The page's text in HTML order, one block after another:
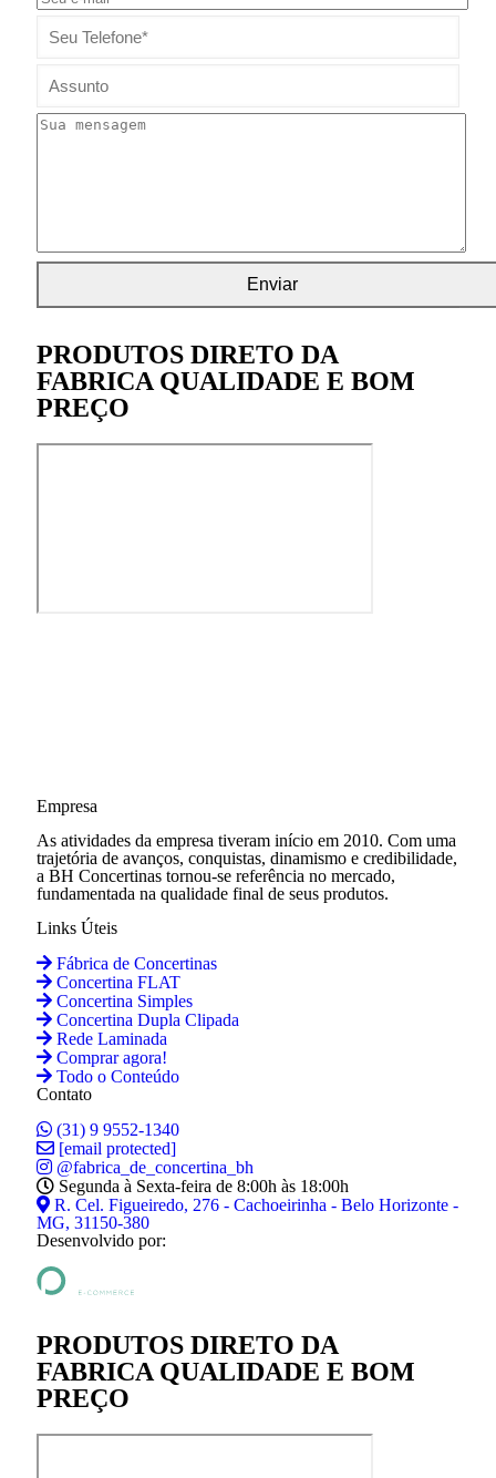
PRODUTOS DIRETO DA
FABRICA QUALIDADE E BOM
PREÇO
Empresa
As atividades da empresa tiveram início em 2010. Com uma
trajetória de avanços, conquistas, dinamismo e credibilidade,
a BH Concertinas tornou-se referência no mercado,
fundamentada na qualidade final de seus produtos.
Links Úteis
Fábrica de Concertinas
Concertina FLAT
Concertina Simples
Concertina Dupla Clipada
Rede Laminada
Comprar agora!
Todo o Conteúdo
Contato
(31) 9 9552-1340
[email protected]
@fabrica_de_concertina_bh
Segunda à Sexta-feira de 8:00h às 18:00h
R. Cel. Figueiredo, 276 - Cachoeirinha - Belo Horizonte -
MG, 31150-380
Desenvolvido por:
PRODUTOS DIRETO DA
FABRICA QUALIDADE E BOM
PREÇO